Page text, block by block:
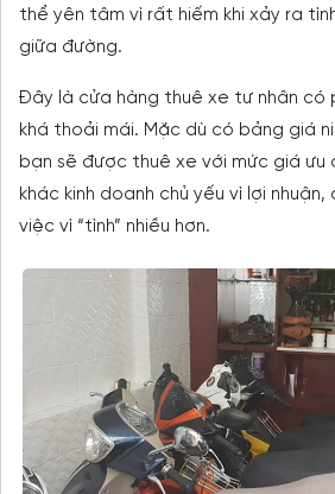
thể yên tâm vì rất hiếm khi xảy ra
giữa đường.
Đây là cửa hàng thuê xe tư nhân có
khá thoải mái. Mặc dù có bảng giá
bạn sẽ được thuê xe với mức giá ưu
khác kinh doanh chủ yếu vì lợi
việc vì “tình” nhiều hơn.